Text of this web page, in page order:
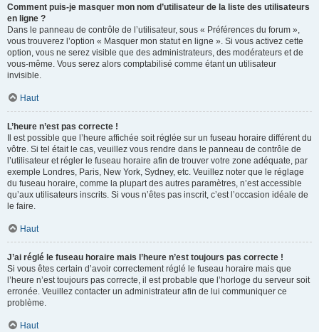
Comment puis-je masquer mon nom d’utilisateur de la liste des utilisateurs
en ligne ?
Dans le panneau de contrôle de l’utilisateur, sous « Préférences du forum »,
vous trouverez l’option « Masquer mon statut en ligne ». Si vous activez cette
option, vous ne serez visible que des administrateurs, des modérateurs et de
vous-même. Vous serez alors comptabilisé comme étant un utilisateur
invisible.
Haut
L’heure n’est pas correcte !
Il est possible que l’heure affichée soit réglée sur un fuseau horaire différent du
vôtre. Si tel était le cas, veuillez vous rendre dans le panneau de contrôle de
l’utilisateur et régler le fuseau horaire afin de trouver votre zone adéquate, par
exemple Londres, Paris, New York, Sydney, etc. Veuillez noter que le réglage
du fuseau horaire, comme la plupart des autres paramètres, n’est accessible
qu’aux utilisateurs inscrits. Si vous n’êtes pas inscrit, c’est l’occasion idéale de
le faire.
Haut
J’ai réglé le fuseau horaire mais l’heure n’est toujours pas correcte !
Si vous êtes certain d’avoir correctement réglé le fuseau horaire mais que
l’heure n’est toujours pas correcte, il est probable que l’horloge du serveur soit
erronée. Veuillez contacter un administrateur afin de lui communiquer ce
problème.
Haut